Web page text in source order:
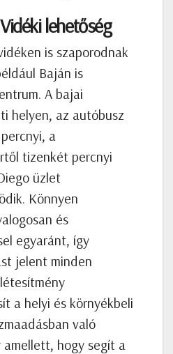
lehetőség
is szaporodnak
Baján is
A bajai
helyen, az autóbusz
a
tizenkét percnyi
üzlet
Könnyen
és
egyaránt, így
jelent minden
a helyi és környékbeli
való
hogy segít a